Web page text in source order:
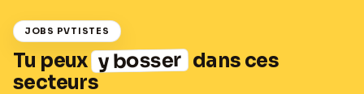
JOBS PVTISTES
Tu peux y bosser dans ces
secteurs